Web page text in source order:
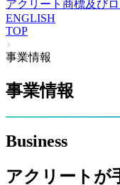
アクリート商標及び
ENGLISH
TOP
事業情報
事業情報
Business
アクリートが